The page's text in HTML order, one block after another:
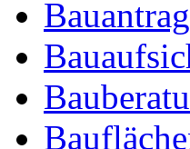
Bauantrag